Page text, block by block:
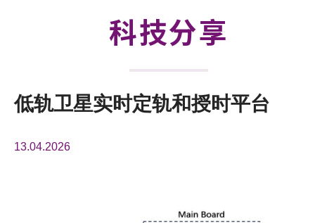
科技分享
低轨卫星实时定轨和授时平台
13.04.2026